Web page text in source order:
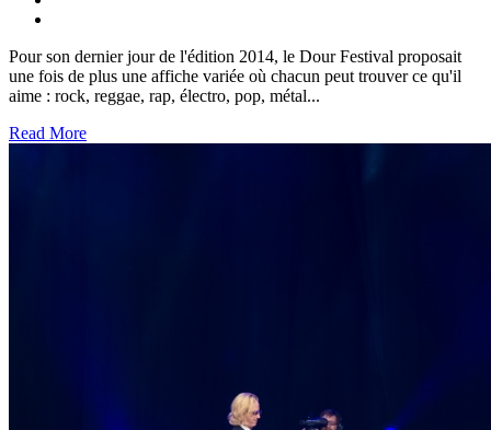
Pour son dernier jour de l'édition 2014, le Dour Festival proposait
une fois de plus une affiche variée où chacun peut trouver ce qu'il
aime : rock, reggae, rap, électro, pop, métal...
Read More